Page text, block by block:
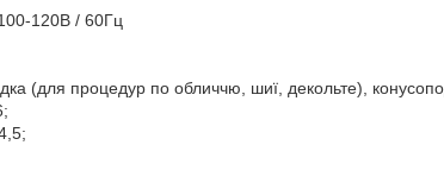
120В / 60Гц
(для процедур по обличчю, шиї, декольте),